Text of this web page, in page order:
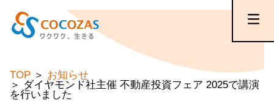
TOP
お知らせ
ダイヤモンド社主催 不動産投資フェア 2025で講演
を行いました